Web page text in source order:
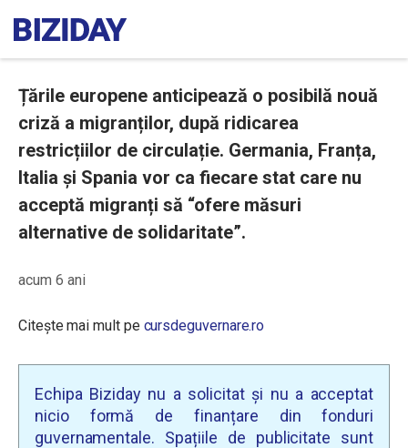
Țările europene anticipează o posibilă nouă
criză a migranților, după ridicarea
restricțiilor de circulație. Germania, Franța,
Italia și Spania vor ca fiecare stat care nu
acceptă migranți să “ofere măsuri
alternative de solidaritate”.
acum 6 ani
Citește mai mult pe cursdeguvernare.ro
Echipa Biziday nu a solicitat și nu a acceptat
nicio formă de finanțare din fonduri
guvernamentale. Spațiile de publicitate sunt